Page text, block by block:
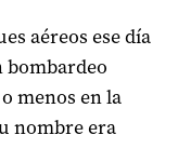
aéreos ese día
bombardeo
menos en la
nombre era